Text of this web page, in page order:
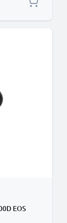
EOS
EOS 5D